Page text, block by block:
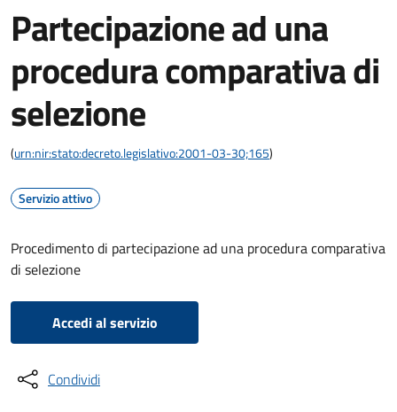
Partecipazione ad una
procedura comparativa di
selezione
(urn:nir:stato:decreto.legislativo:2001-03-30;165)
Servizio attivo
Procedimento di partecipazione ad una procedura comparativa
di selezione
Accedi al servizio
Condividi